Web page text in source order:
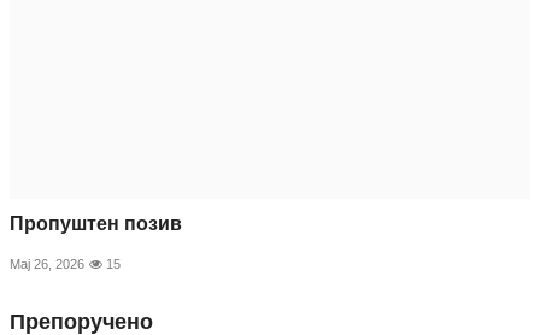
Пропуштен позив
Мај 26, 2026 15
Препоручено